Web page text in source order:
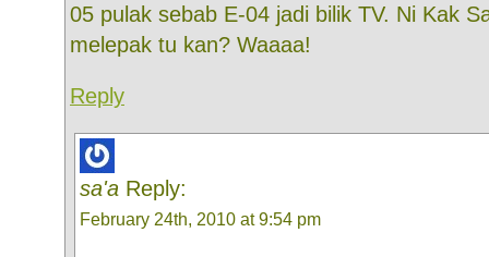
05 pulak sebab E-04 jadi bilik TV. Ni Kak
melepak tu kan? Waaaa!
Reply
sa'a Reply:
February 24th, 2010 at 9:54 pm